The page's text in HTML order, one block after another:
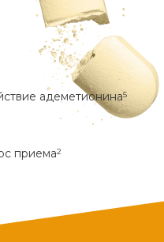
адеметионина5
приема2